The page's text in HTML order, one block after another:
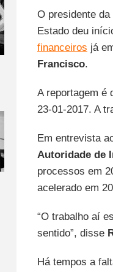
O presidente
Estado deu
financeiros já
Francisco.
A reportagem é
23-01-2017. A
Em entrevista
Autoridade de
processos em
acelerado em
“O trabalho aí
sentido”, disse
Há tempos a